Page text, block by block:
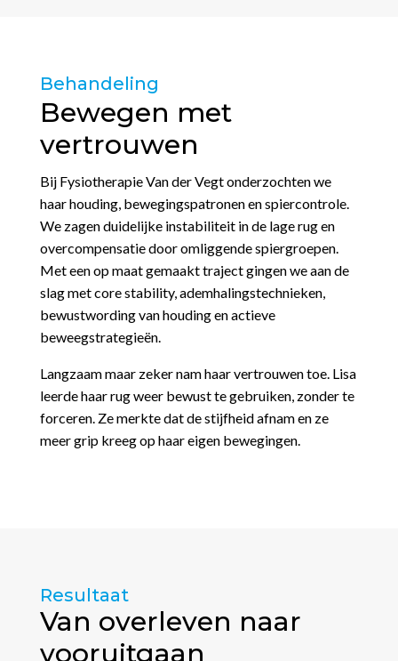
Behandeling
Bewegen met
vertrouwen
Bij Fysiotherapie Van der Vegt onderzochten we
haar houding, bewegingspatronen en spiercontrole.
We zagen duidelijke instabiliteit in de lage rug en
overcompensatie door omliggende spiergroepen.
Met een op maat gemaakt traject gingen we aan de
slag met core stability, ademhalingstechnieken,
bewustwording van houding en actieve
beweegstrategieën.
Langzaam maar zeker nam haar vertrouwen toe. Lisa
leerde haar rug weer bewust te gebruiken, zonder te
forceren. Ze merkte dat de stijfheid afnam en ze
meer grip kreeg op haar eigen bewegingen.
Resultaat
Van overleven naar
vooruitgaan